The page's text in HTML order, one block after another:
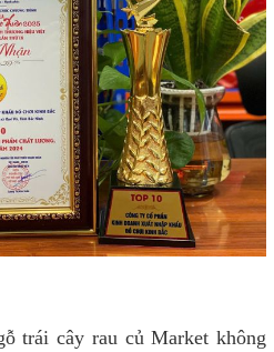
trái cây rau củ Market không